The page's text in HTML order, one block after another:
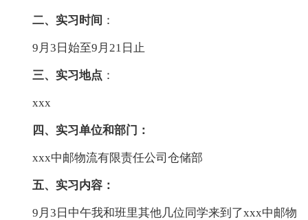
二、实习时间 ：
9月3日始至9月21日止
三、实习地点 ：
xxx
四、实习单位和部门：
xxx中邮物流有限责任公司仓储部
五、实习内容：
9月3日中午我和班里其他几位同学来到了xxx中邮物